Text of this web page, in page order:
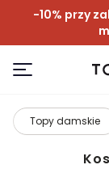
-10% przy
Topy damskie